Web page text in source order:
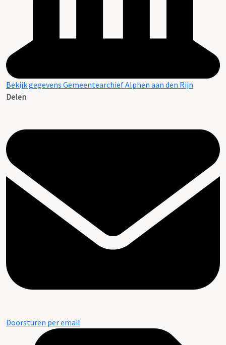
Bekijk gegevens Gemeentearchief Alphen aan den Rijn
Delen
Doorsturen per email